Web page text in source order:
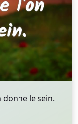
donne le sein.